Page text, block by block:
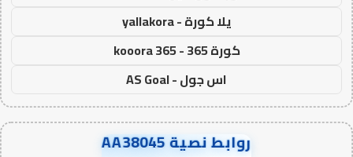
يلا كورة - yallakora
كورة 365 - kooora 365
اس جول - AS Goal
روابط نصية AA38045